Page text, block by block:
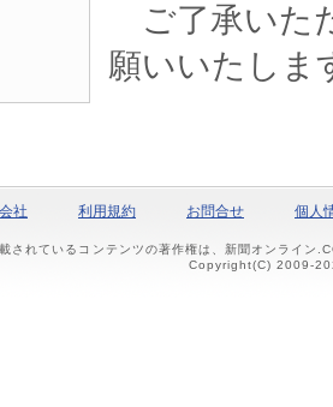
ご了承いた
願いいたしま
社 利用規約 お問合せ 個人
されているコンテンツの著作権は、新聞オンライン
Copyright(C) 2009-